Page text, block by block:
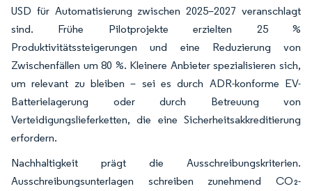
USD für Automatisierung zwischen 2025–2027 veranschlagt
sind. Frühe Pilotprojekte erzielten 25 %
Produktivitätssteigerungen und eine Reduzierung von
Zwischenfällen um 80 %. Kleinere Anbieter spezialisieren sich,
um relevant zu bleiben – sei es durch ADR-konforme EV-
Batterielagerung oder durch Betreuung von
Verteidigungslieferketten, die eine Sicherheitsakkreditierung
erfordern.
Nachhaltigkeit prägt die Ausschreibungskriterien.
Ausschreibungsunterlagen schreiben zunehmend CO₂-